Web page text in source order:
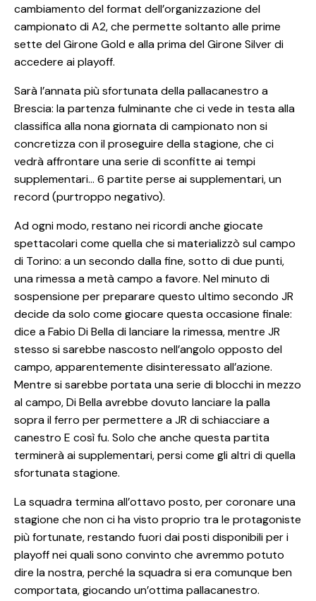
cambiamento del format dell’organizzazione del
campionato di A2, che permette soltanto alle prime
sette del Girone Gold e alla prima del Girone Silver di
accedere ai playoff.
Sarà l’annata più sfortunata della pallacanestro a
Brescia: la partenza fulminante che ci vede in testa alla
classifica alla nona giornata di campionato non si
concretizza con il proseguire della stagione, che ci
vedrà affrontare una serie di sconfitte ai tempi
supplementari… 6 partite perse ai supplementari, un
record (purtroppo negativo).
Ad ogni modo, restano nei ricordi anche giocate
spettacolari come quella che si materializzò sul campo
di Torino: a un secondo dalla fine, sotto di due punti,
una rimessa a metà campo a favore. Nel minuto di
sospensione per preparare questo ultimo secondo JR
decide da solo come giocare questa occasione finale:
dice a Fabio Di Bella di lanciare la rimessa, mentre JR
stesso si sarebbe nascosto nell’angolo opposto del
campo, apparentemente disinteressato all’azione.
Mentre si sarebbe portata una serie di blocchi in mezzo
al campo, Di Bella avrebbe dovuto lanciare la palla
sopra il ferro per permettere a JR di schiacciare a
canestro E così fu. Solo che anche questa partita
terminerà ai supplementari, persi come gli altri di quella
sfortunata stagione.
La squadra termina all’ottavo posto, per coronare una
stagione che non ci ha visto proprio tra le protagoniste
più fortunate, restando fuori dai posti disponibili per i
playoff nei quali sono convinto che avremmo potuto
dire la nostra, perché la squadra si era comunque ben
comportata, giocando un’ottima pallacanestro.